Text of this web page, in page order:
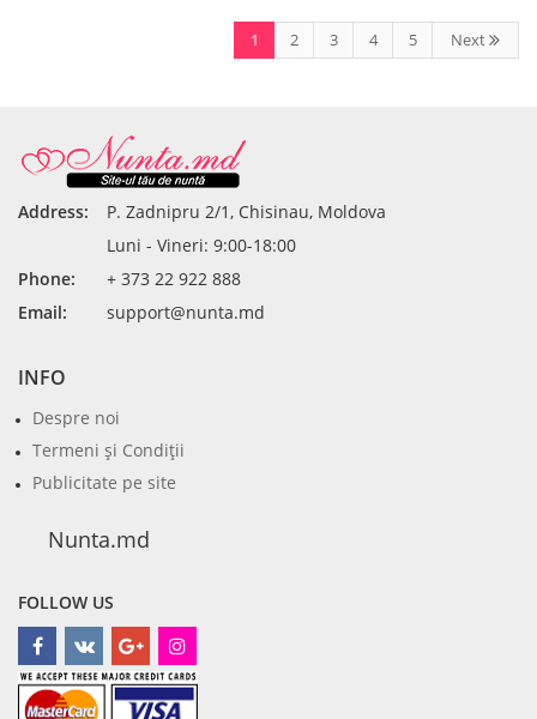
1 2 3 4 5 Next
Address:
P. Zadnipru 2/1, Chisinau, Moldova
Luni - Vineri: 9:00-18:00
Phone:
+ 373 22 922 888
Email:
support@nunta.md
INFO
Despre noi
Termeni şi Condiţii
Publicitate pe site
Nunta.md
FOLLOW US